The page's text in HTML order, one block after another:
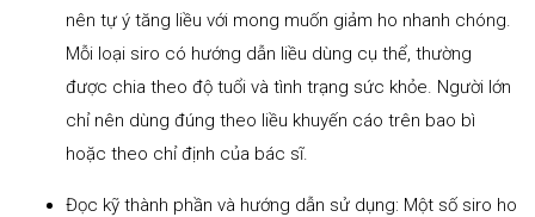
nên tự ý tăng liều với mong muốn giảm ho nhanh chóng.
Mỗi loại siro có hướng dẫn liều dùng cụ thể, thường
được chia theo độ tuổi và tình trạng sức khỏe. Người lớn
chỉ nên dùng đúng theo liều khuyến cáo trên bao bì
hoặc theo chỉ định của bác sĩ.
Đọc kỹ thành phần và hướng dẫn sử dụng: Một số siro ho